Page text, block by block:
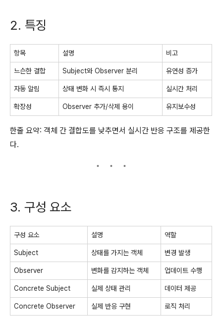
2. 특징
항목 설명 비고
느슨한 결합 Subject와 Observer 분리 유연성 증가
자동 알림 상태 변화 시 즉시 통지 실시간 처리
확장성 Observer 추가/삭제 용이 유지보수성
한줄 요약: 객체 간 결합도를 낮추면서 실시간 반응 구조를 제공한
다.
3. 구성 요소
구성 요소 설명 역할
Subject 상태를 가지는 객체 변경 발생
Observer 변화를 감지하는 객체 업데이트 수행
Concrete Subject 실제 상태 관리 데이터 제공
Concrete Observer 실제 반응 구현 로직 처리